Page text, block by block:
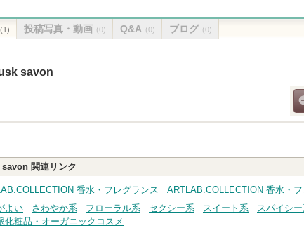
(1) 投稿写真・動画 (0) Q&A (0) ブログ (0)
savon
savon 関連リンク
香水・フレグランス
ARTLAB.COLLECTION 香水・
よい さわやか系 フローラル系 セクシー系 スイート系 スパイシ
化粧品・オーガニックコスメ